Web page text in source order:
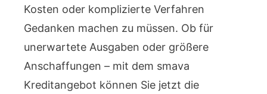
Kosten oder komplizierte Verfahren
Gedanken machen zu müssen. Ob für
unerwartete Ausgaben oder größere
Anschaffungen – mit dem smava
Kreditangebot können Sie jetzt die